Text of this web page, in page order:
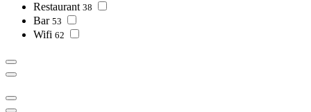
Restaurant 38
Bar 53
Wifi 62